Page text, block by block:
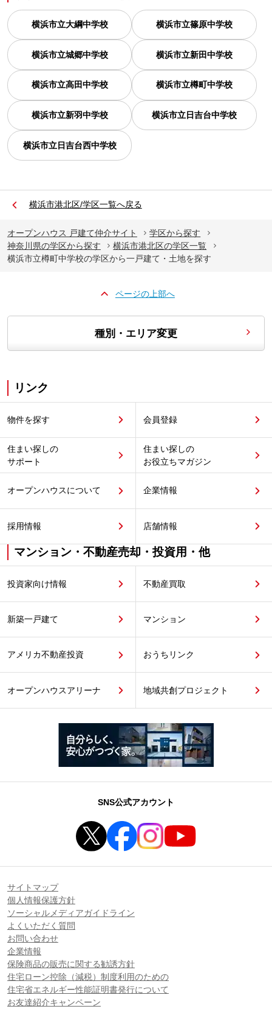
横浜市立大綱中学校 横浜市立篠原中学校
横浜市立城郷中学校 横浜市立新田中学校
横浜市立高田中学校 横浜市立樽町中学校
横浜市立新羽中学校 横浜市立日吉台中学校
横浜市立日吉台西中学校
横浜市港北区/学区一覧へ戻る
オープンハウス 戸建て仲介サイト
学区から探す
神奈川県の学区から探す
横浜市港北区の学区一覧
横浜市立樽町中学校の学区から一戸建て・土地を探す
ページの上部へ
種別・エリア変更
リンク
物件を探す 会員登録
住まい探しの
サポート
住まい探しの
お役立ちマガジン
オープンハウスについて 企業情報
採用情報 店舗情報
マンション・不動産売却・投資用・他
投資家向け情報 不動産買取
新築一戸建て マンション
アメリカ不動産投資 おうちリンク
オープンハウスアリーナ 地域共創プロジェクト
SNS公式アカウント
サイトマップ
個人情報保護方針
ソーシャルメディアガイドライン
よくいただく質問
お問い合わせ
企業情報
保険商品の販売に関する勧誘方針
住宅ローン控除（減税）制度利用のための
住宅省エネルギー性能証明書発行について
お友達紹介キャンペーン